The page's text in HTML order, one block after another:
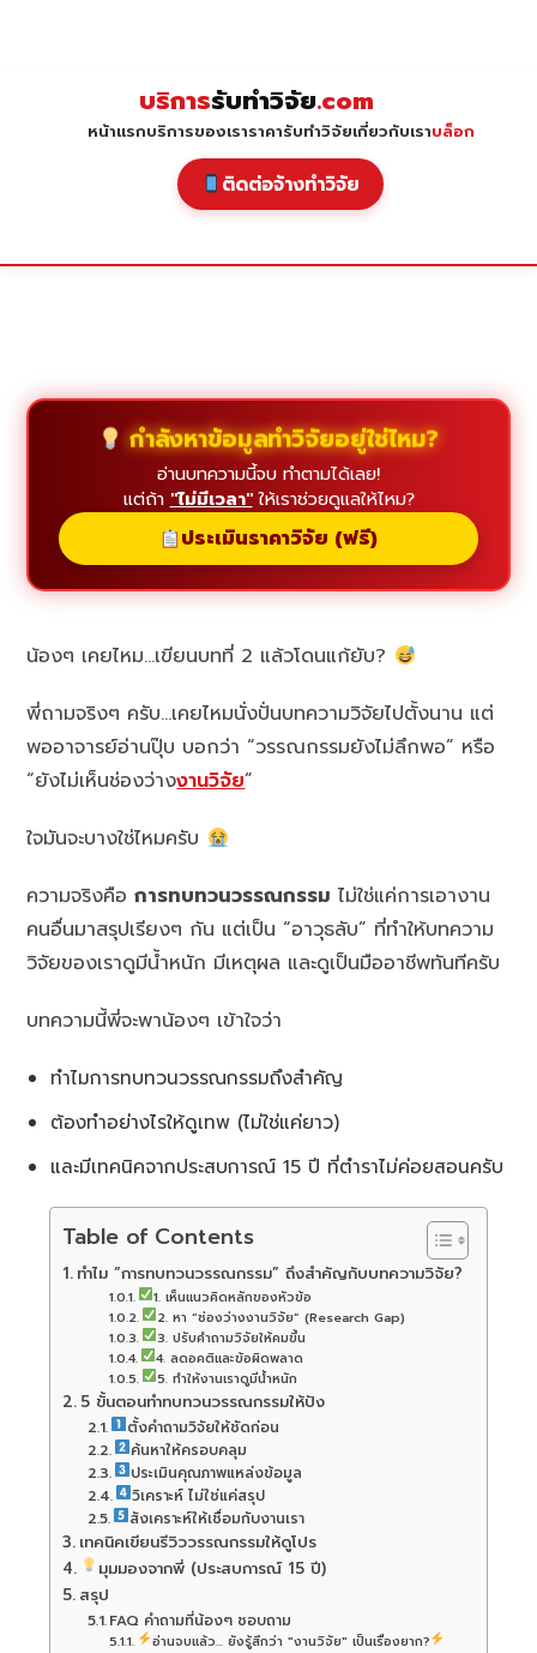
บริการรับทำวิจัย.com
หน้าแรกบริการของเราราคารับทำวิจัยเกี่ยวกับเราบล็อก
ติดต่อจ้างทำวิจัย
กำลังหาข้อมูลทำวิจัยอยู่ใช่ไหม?
อ่านบทความนี้จบ ทำตามได้เลย!
แต่ถ้า "ไม่มีเวลา"ให้เราช่วยดูแลให้ไหม?
ประเมินราคาวิจัย (ฟรี)
น้องๆ เคยไหม…เขียนบทที่ 2 แล้วโดนแก้ยับ?
พี่ถามจริงๆ ครับ…เคยไหมนั่งปั่นบทความวิจัยไปตั้งนาน แต่
พออาจารย์อ่านปุ๊บ บอกว่า “วรรณกรรมยังไม่ลึกพอ” หรือ
“ยังไม่เห็นช่องว่างงานวิจัย”
ใจมันจะบางใช่ไหมครับ
ความจริงคือการทบทวนวรรณกรรม ไม่ใช่แค่การเอางาน
คนอื่นมาสรุปเรียงๆ กัน แต่เป็น “อาวุธลับ” ที่ทำให้บทความ
วิจัยของเราดูมีน้ำหนัก มีเหตุผล และดูเป็นมืออาชีพทันทีครับ
บทความนี้พี่จะพาน้องๆ เข้าใจว่า
ทำไมการทบทวนวรรณกรรมถึงสำคัญ
ต้องทำอย่างไรให้ดูเทพ (ไม่ใช่แค่ยาว)
และมีเทคนิคจากประสบการณ์ 15 ปี ที่ตำราไม่ค่อยสอนครับ
Table of Contents
ทำไม “การทบทวนวรรณกรรม” ถึงสำคัญกับบทความวิจัย?
1. เห็นแนวคิดหลักของหัวข้อ
2. หา “ช่องว่างงานวิจัย” (Research Gap)
3. ปรับคำถามวิจัยให้คมขึ้น
4. ลดอคติและข้อผิดพลาด
5. ทำให้งานเราดูมีน้ำหนัก
5 ขั้นตอนทำทบทวนวรรณกรรมให้ปัง
ตั้งคำถามวิจัยให้ชัดก่อน
ค้นหาให้ครอบคลุม
ประเมินคุณภาพแหล่งข้อมูล
วิเคราะห์ ไม่ใช่แค่สรุป
สังเคราะห์ให้เชื่อมกับงานเรา
เทคนิคเขียนรีวิววรรณกรรมให้ดูโปร
มุมมองจากพี่ (ประสบการณ์ 15 ปี)
สรุป
FAQ คำถามที่น้องๆ ชอบถาม
อ่านจบแล้ว... ยังรู้สึกว่า "งานวิจัย" เป็นเรื่องยาก?